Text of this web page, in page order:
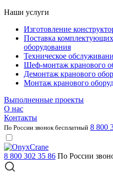
Наши услуги
Изготовление
Поставка
оборудования
Техническое
Шеф-монтаж кранового
Демонтаж кранового
Монтаж кранового
Выполненные проекты
О нас
Контакты
По России звонок бесплатный 8 800
8 800 302 35 86 По России